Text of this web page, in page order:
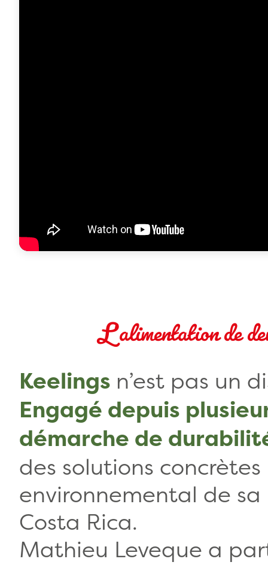
L’alimentation de
Keelings n’est pas un
Engagé depuis
démarche de
des solutions
environnemental de
Costa Rica.
Mathieu Leveque a